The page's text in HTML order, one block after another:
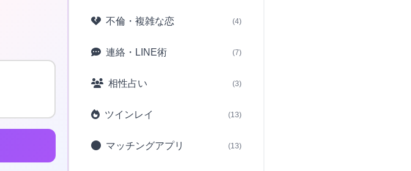
不倫・複雑な恋 (4)
連絡・LINE術 (7)
相性占い (3)
ツインレイ (13)
マッチングアプリ (13)